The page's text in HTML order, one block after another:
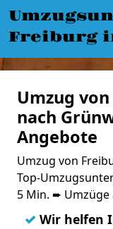
Freiburg
Umzug
nach
Angebote
Umzug von
Top-
5 Min. ➨ Umzüge
✓ Wir helfen